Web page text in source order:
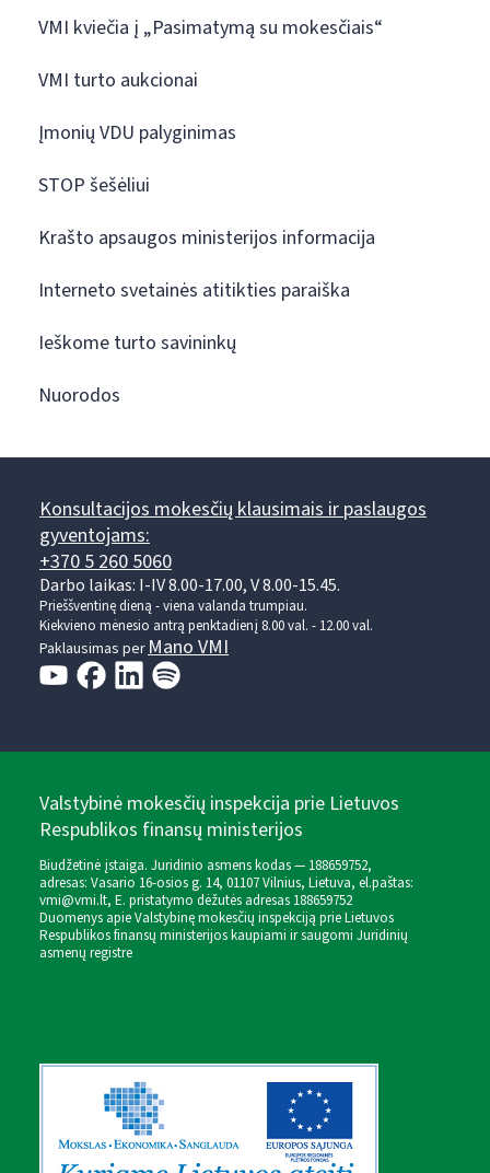
VMI kviečia į „Pasimatymą su mokesčiais“
VMI turto aukcionai
Įmonių VDU palyginimas
STOP šešėliui
Krašto apsaugos ministerijos informacija
Interneto svetainės atitikties paraiška
Ieškome turto savininkų
Nuorodos
Konsultacijos mokesčių klausimais ir paslaugos
gyventojams:
+370 5 260 5060
Darbo laikas: I-IV 8.00-17.00, V 8.00-15.45.
Prieššventinę dieną - viena valanda trumpiau.
Kiekvieno mėnesio antrą penktadienį 8.00 val. - 12.00 val.
Paklausimas per Mano VMI
Valstybinė mokesčių inspekcija prie Lietuvos
Respublikos finansų ministerijos
Biudžetinė įstaiga. Juridinio asmens kodas — 188659752,
adresas: Vasario 16-osios g. 14, 01107 Vilnius, Lietuva, el.paštas:
vmi@vmi.lt, E. pristatymo dėžutės adresas 188659752
Duomenys apie Valstybinę mokesčių inspekciją prie Lietuvos
Respublikos finansų ministerijos kaupiami ir saugomi Juridinių
asmenų registre